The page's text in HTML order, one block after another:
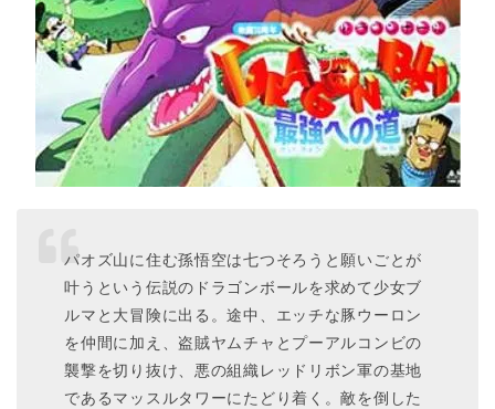
パオズ山に住む孫悟空は七つそろうと願いごとが
叶うという伝説のドラゴンボールを求めて少女ブ
ルマと大冒険に出る。途中、エッチな豚ウーロン
を仲間に加え、盗賊ヤムチャとプーアルコンビの
襲撃を切り抜け、悪の組織レッドリボン軍の基地
であるマッスルタワーにたどり着く。敵を倒した